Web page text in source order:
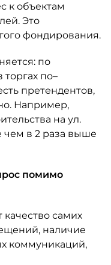
к объектам
Это
фондирования.
по
по–
претендентов,
Например,
на ул.
чем в 2 раза выше
помимо
самих
наличие
коммуникаций,